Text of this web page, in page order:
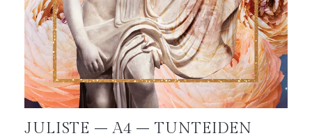
JULISTE – A4 – TUNTEIDEN